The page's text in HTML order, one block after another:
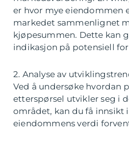
er hvor mye eiendommen
markedet sammenlignet
kjøpesummen. Dette kan
indikasjon på potensiell
2. Analyse av
Ved å undersøke hvordan
etterspørsel utvikler seg i
området, kan du få innsikt
eiendommens verdi